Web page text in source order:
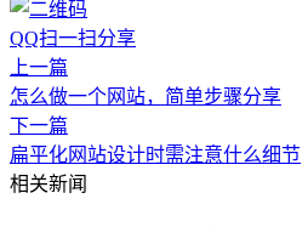
QQ扫一扫分享
上一篇
怎么做一个网站，简单步骤分享
下一篇
扁平化网站设计时需注意什么细节
相关新闻